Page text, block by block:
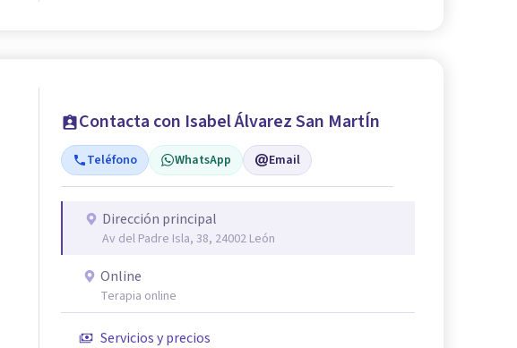
Contacta con Isabel Álvarez San MartÍn
Teléfono WhatsApp Email
Dirección principal
Av del Padre Isla, 38, 24002 León
Online
Terapia online
Servicios y precios